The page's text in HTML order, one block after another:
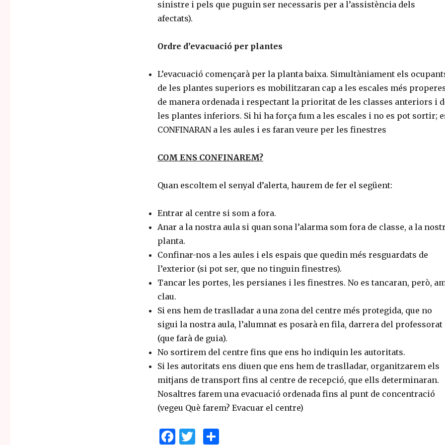
sinistre i pels que puguin ser necessaris per a l’assistència dels
afectats).
Ordre d’evacuació per plantes
L’evacuació començarà per la planta baixa. Simultàniament els
de les plantes superiors es mobilitzaran cap a les escales més
de manera ordenada i respectant la prioritat de les classes anteriors i
les plantes inferiors. Si hi ha força fum a les escales i no es pot sortir;
CONFINARAN a les aules i es faran veure per les finestres
COM ENS CONFINAREM?
Quan escoltem el senyal d’alerta, haurem de fer el següent:
Entrar al centre si som a fora.
Anar a la nostra aula si quan sona l’alarma som fora de classe, a la
planta.
Confinar-nos a les aules i els espais que quedin més resguardats de
l’exterior (si pot ser, que no tinguin finestres).
Tancar les portes, les persianes i les finestres. No es tancaran, però,
clau.
Si ens hem de traslladar a una zona del centre més protegida, que no
sigui la nostra aula, l’alumnat es posarà en fila, darrera del professorat
(que farà de guia).
No sortirem del centre fins que ens ho indiquin les autoritats.
Si les autoritats ens diuen que ens hem de traslladar, organitzarem els
mitjans de transport fins al centre de recepció, que ells determinaran.
Nosaltres farem una evacuació ordenada fins al punt de concentració
(vegeu Què farem? Evacuar el centre)
F T
C